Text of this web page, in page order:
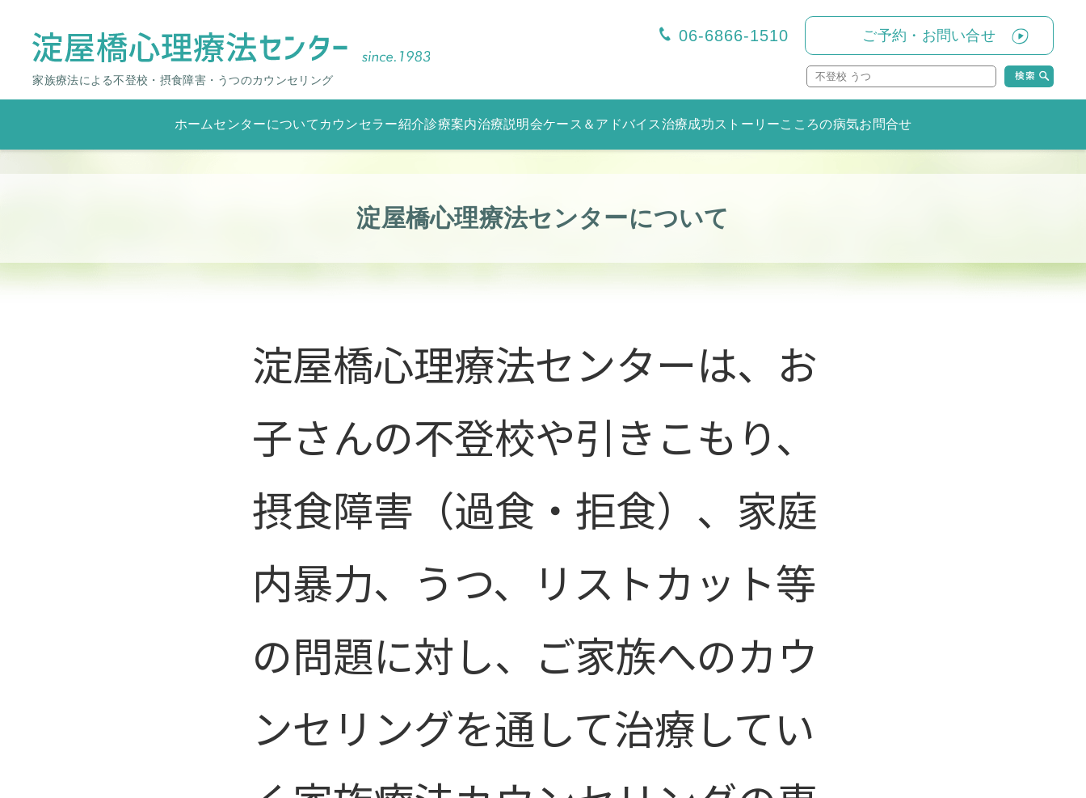
家族療法による不登校・摂食障害・うつのカウンセリング
06-6866-1510 ご予約・お問い合せ
ホームセンターについて カウンセラー紹介診療案内治療説明会ケース＆アドバイス治療成功ストーリーこころの病気お問合せ
淀屋橋心理療法センターについて
淀屋橋心理療法センターは、お
子さんの不登校や引きこもり、
摂食障害（過食・拒食）、家庭
内暴力、うつ、リストカット等
の問題に対し、ご家族へのカウ
ンセリングを通して治療してい